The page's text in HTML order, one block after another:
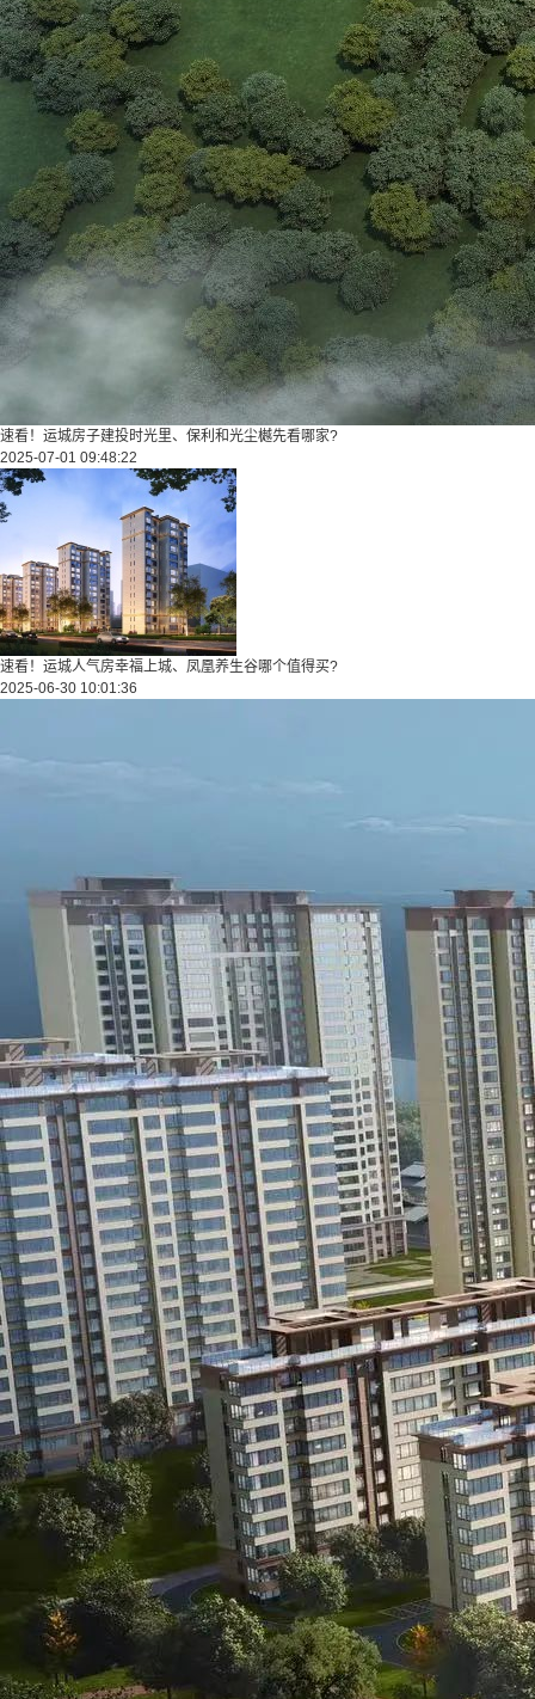
速看！运城房子建投时光里、保利和光尘樾先看哪家?
2025-07-01 09:48:22
速看！运城人气房幸福上城、凤凰养生谷哪个值得买?
2025-06-30 10:01:36